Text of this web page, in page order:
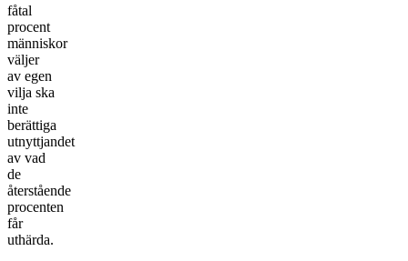
fåtal
procent
människor
väljer
av egen
vilja ska
inte
berättiga
utnyttjandet
av vad
de
återstående
procenten
får
uthärda.